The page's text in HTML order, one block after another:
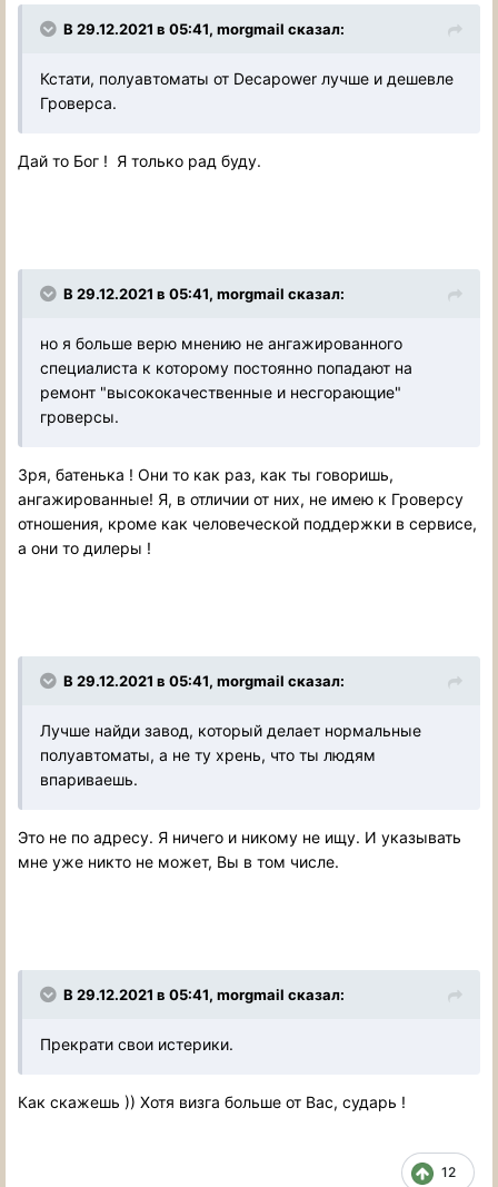
В 29.12.2021 в 05:41, morgmail сказал:
Кстати, полуавтоматы от Decapower лучше и дешевле
Гроверса.
Дай то Бог ! Я только рад буду.
В 29.12.2021 в 05:41, morgmail сказал:
но я больше верю мнению не ангажированного
специалиста к которому постоянно попадают на
ремонт "высококачественные и несгорающие"
гроверсы.
Зря, батенька ! Они то как раз, как ты говоришь,
ангажированные! Я, в отличии от них, не имею к Гроверсу
отношения, кроме как человеческой поддержки в сервисе,
а они то дилеры !
В 29.12.2021 в 05:41, morgmail сказал:
Лучше найди завод, который делает нормальные
полуавтоматы, а не ту хрень, что ты людям
впариваешь.
Это не по адресу. Я ничего и никому не ищу. И указывать
мне уже никто не может, Вы в том числе.
В 29.12.2021 в 05:41, morgmail сказал:
Прекрати свои истерики.
Как скажешь )) Хотя визга больше от Вас, сударь !
12